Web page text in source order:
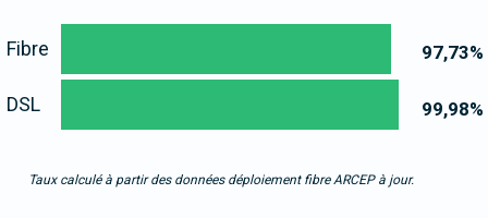
97,73%
99,98%
Fibre
DSL
Taux calculé à partir des données déploiement fibre ARCEP à jour.